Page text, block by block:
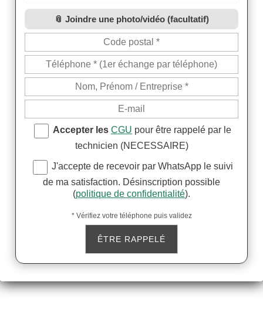
Joindre une photo/vidéo (facultatif)
Accepter les CGU pour être rappelé par le
technicien (NECESSAIRE)
J'accepte de recevoir par WhatsApp le suivi
de ma satisfaction. Désinscription possible
(politique de confidentialité).
* Vérifiez votre téléphone puis validez